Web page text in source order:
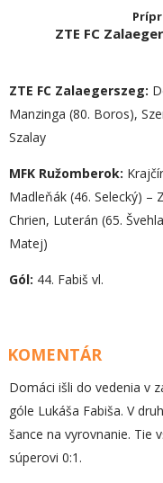
ZTE FC
ZTE FC Zalaegerszeg:
Manzinga (80. Boros),
Szalay
MFK Ružomberok:
Madleňák (46. Selecký) –
Chrien, Luterán (65.
Matej)
Gól: 44. Fabiš vl.
KOMENTÁR
Domáci išli do vedenia v
góle Lukáša Fabiša. V
šance na vyrovnanie. Tie
súperovi 0:1.